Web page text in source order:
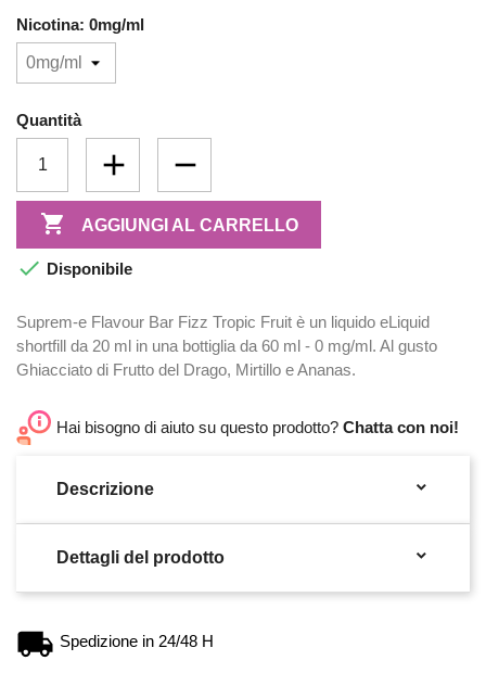
Nicotina: 0mg/ml
Quantità
 AGGIUNGI AL CARRELLO
 Disponibile
Suprem-e Flavour Bar Fizz Tropic Fruit è un liquido eLiquid
shortfill da 20 ml in una bottiglia da 60 ml - 0 mg/ml. Al gusto
Ghiacciato di Frutto del Drago, Mirtillo e Ananas.
Hai bisogno di aiuto su questo prodotto? Chatta con noi!
Descrizione 
Dettagli del prodotto 
Spedizione in 24/48 H